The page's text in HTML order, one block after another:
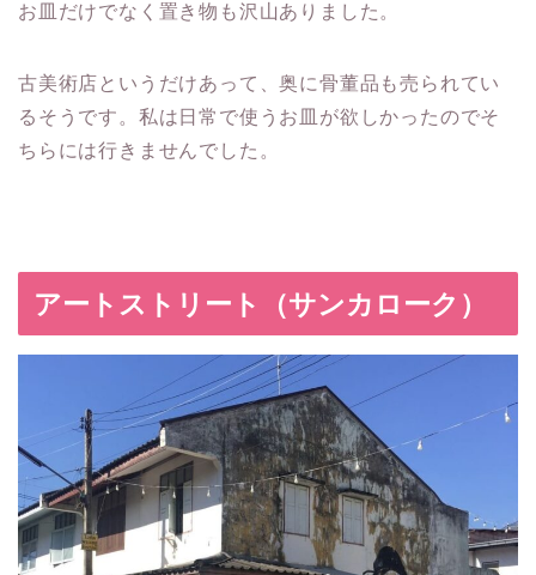
お皿だけでなく置き物も沢山ありました。
古美術店というだけあって、奥に骨董品も売られてい
るそうです。私は日常で使うお皿が欲しかったのでそ
ちらには行きませんでした。
アートストリート（サンカローク）